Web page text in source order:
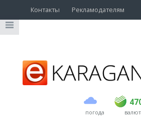
Контакты Рекламодателям
погода
USD 468.5
EUR